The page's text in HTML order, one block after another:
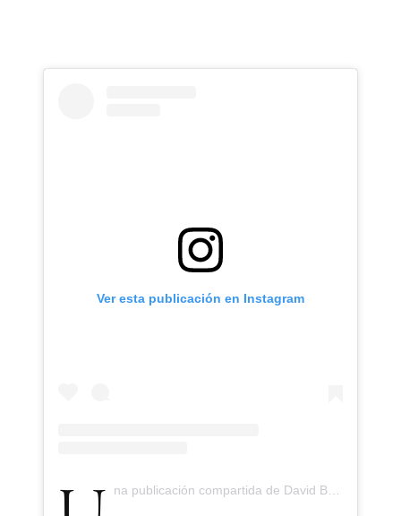
Ver esta publicación en Instagram
Una publicación compartida de David Beckham (@davidbeckham)